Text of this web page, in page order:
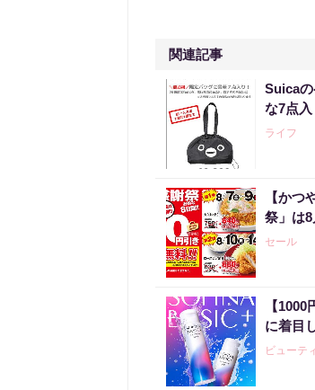
関連記事
Suica
な7点入
ライフ
【か
祭」は8
セール
【
に着目
ビューテ